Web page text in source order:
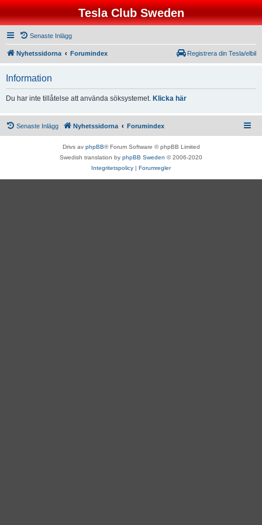
Tesla Club Sweden
Senaste Inlägg
Nyhetssidorna Forumindex Registrera din Tesla/elbil
Information
Du har inte tillåtelse att använda söksystemet. Klicka här
Senaste Inlägg Nyhetssidorna Forumindex
Drivs av phpBB® Forum Software © phpBB Limited
Swedish translation by phpBB Sweden © 2006-2020
Integritetspolicy | Forumregler